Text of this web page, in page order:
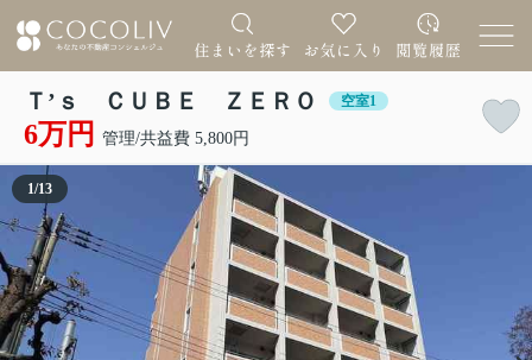
Ｔ’ｓ ＣＵＢＥ ＺＥＲＯ 空室1
6万円 管理/共益費 5,800円
1/13